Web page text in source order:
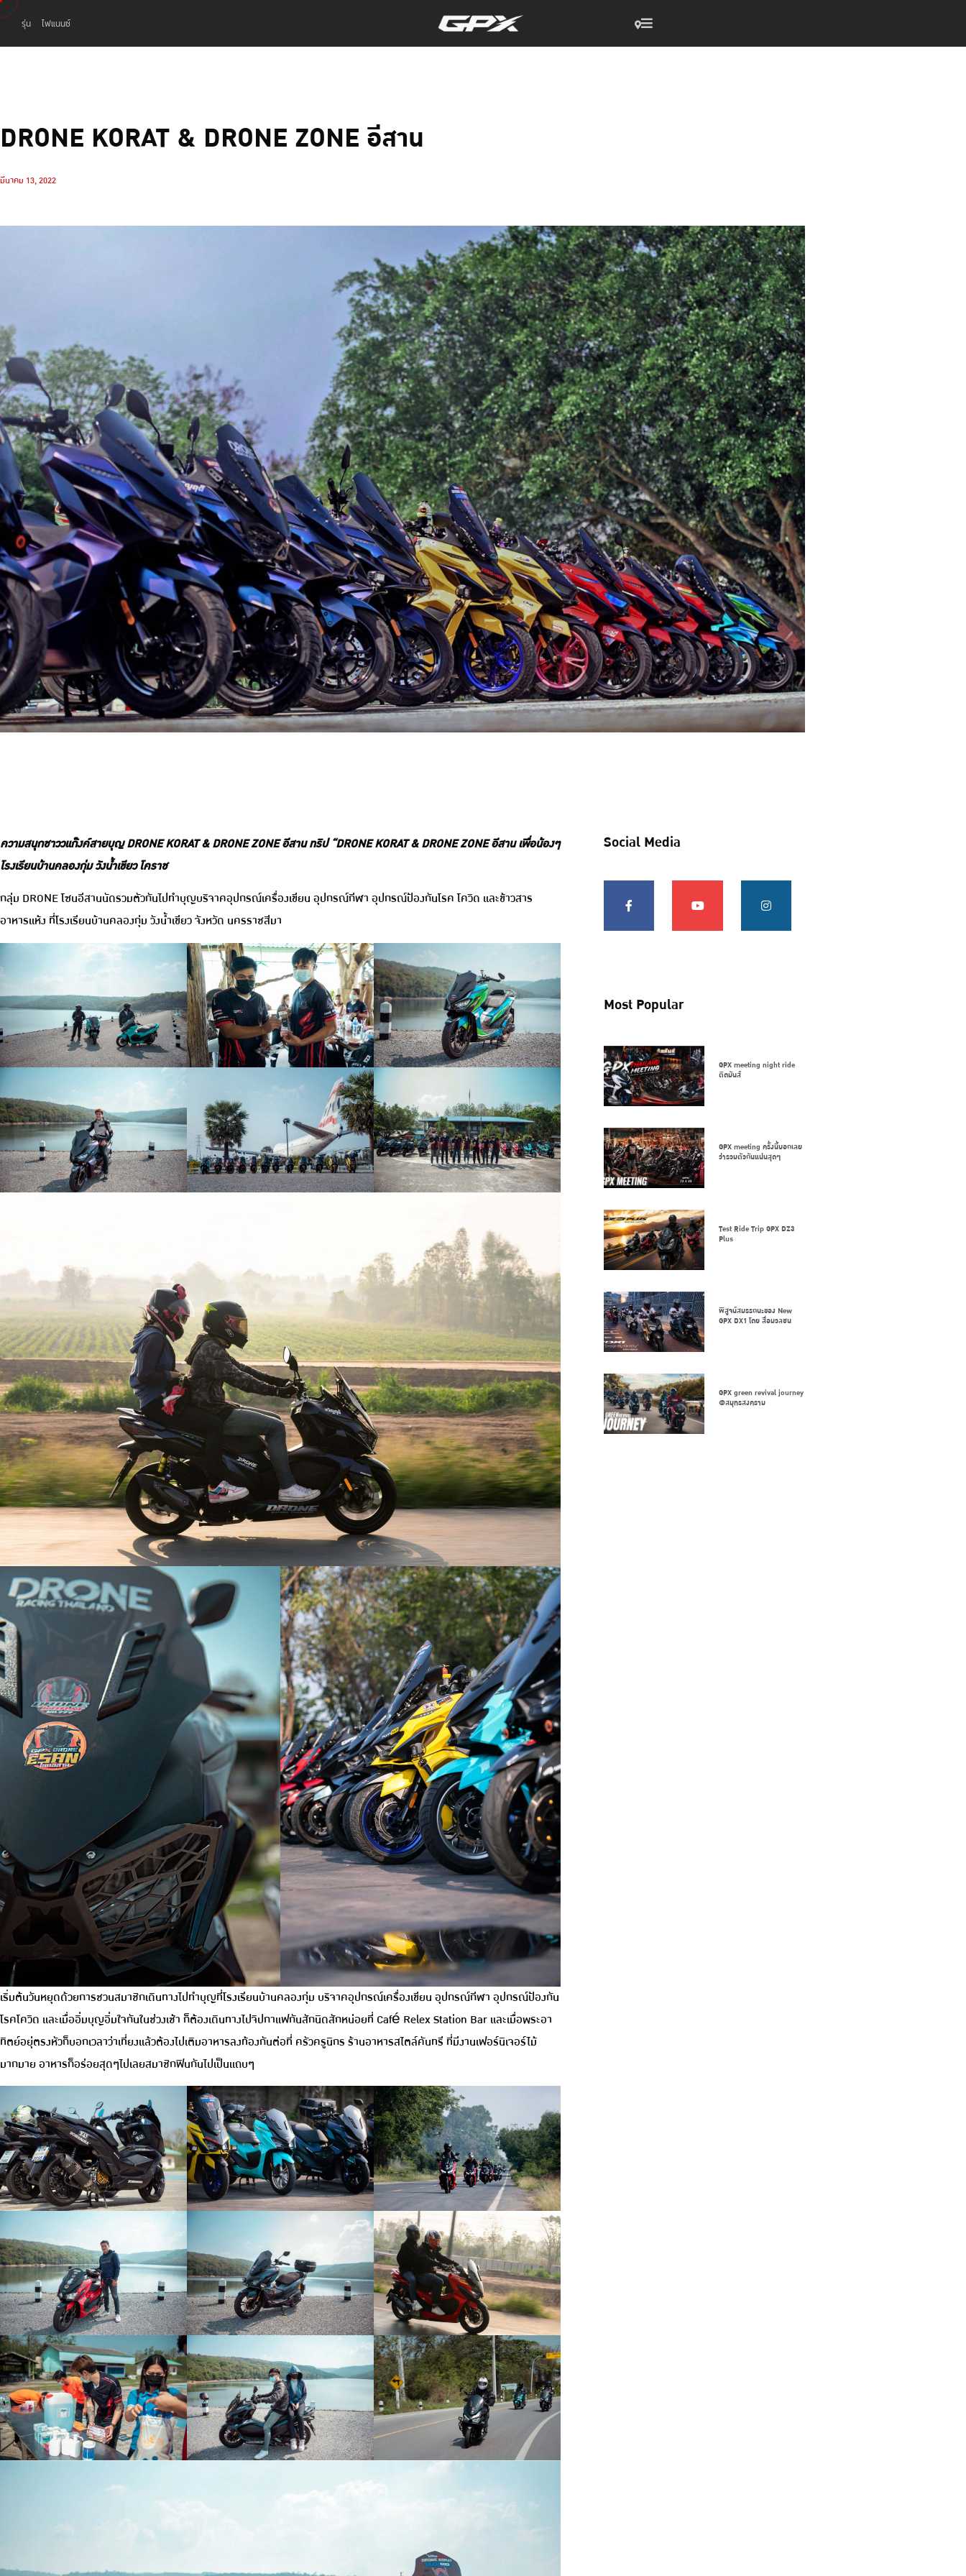
รุ่น ไฟแนนซ์
DRONE KORAT & DRONE ZONE อีสาน
มีนาคม 13, 2022
ความสนุกชาววแก๊งค์สายบุญ DRONE KORAT & DRONE ZONE อีสาน ทริป “DRONE KORAT & DRONE ZONE อีสาน เพื่อน้องๆ
โรงเรียนบ้านคลองกุ่ม วังน้ำเขียว โคราช
กลุ่ม DRONE โซนอีสานนัดรวมตัวกันไปทำบุญบริจาคอุปกรณ์เครื่องเขียน อุปกรณ์กีฬา อุปกรณ์ป้องกันโรค โควิด และข้าวสาร
อาหารแห้ง ที่โรงเรียนบ้านคลองกุ่ม วังน้ำเขียว จังหวัด นครราชสีมา
เริ่มต้นวันหยุดด้วยการชวนสมาชิกเดินทางไปทำบุญที่โรงเรียนบ้านคลองกุ่ม บริจาคอุปกรณ์เครื่องเขียน อุปกรณ์กีฬา อุปกรณ์ป้องกัน
โรคโควิด และเมื่ออิ่มบุญอิ่มใจกันในช่วงเช้า ก็ต้องเดินทางไปจิปกาแฟกันสักนิดสักหน่อยที่ Café Relex Station Bar และเมื่อพระอา
ทิตย์อยุ่ตรงหัวก็บอกเวลาว่าเที่ยงแล้วต้องไปเติมอาหารลงท้องกันต่อที่ ครัวครูนิกร ร้านอาหารสไตล์คันทรี ที่มีงานเฟอร์นิเจอร์ไม้
มากมาย อาหารก็อร่อยสุดๆไปเลยสมาชิกฟินกันไปเป็นแถบๆ
Social Media
Most Popular
GPX meeting night ride
ติดมันส์
GPX meeting ครั้งนี้บอกเลย
ว่ารวมตัวกันแน่นสุดๆ
Test Ride Trip GPX DZ3
Plus
พิสูจน์สมรรถนะของ New
GPX DX1 โดย สื่อมวลชน
GPX green revival journey
@สมุทรสงคราม